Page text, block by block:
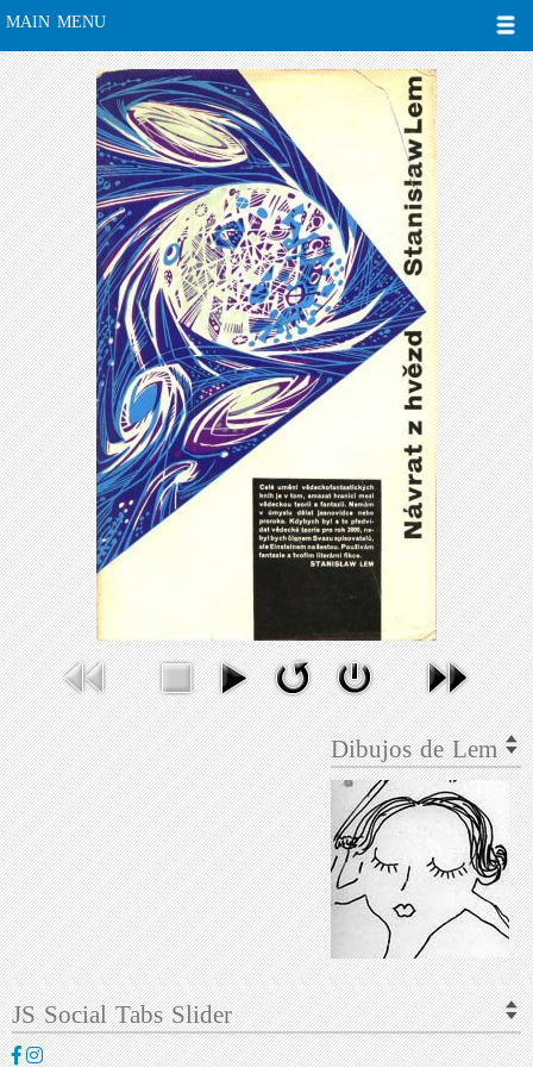
MAIN MENU
Dibujos de Lem
JS Social Tabs Slider